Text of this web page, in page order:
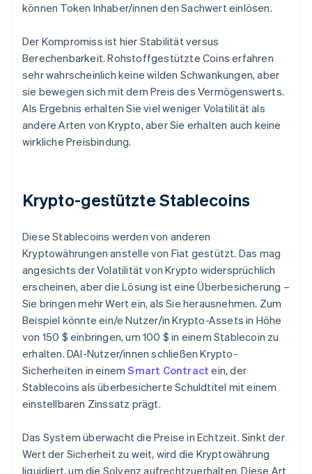
können Token Inhaber/innen den Sachwert einlösen.
Der Kompromiss ist hier Stabilität versus
Berechenbarkeit. Rohstoffgestützte Coins erfahren
sehr wahrscheinlich keine wilden Schwankungen, aber
sie bewegen sich mit dem Preis des Vermögenswerts.
Als Ergebnis erhalten Sie viel weniger Volatilität als
andere Arten von Krypto, aber Sie erhalten auch keine
wirkliche Preisbindung.
Krypto-gestützte Stablecoins
Diese Stablecoins werden von anderen
Kryptowährungen anstelle von Fiat gestützt. Das mag
angesichts der Volatilität von Krypto widersprüchlich
erscheinen, aber die Lösung ist eine Überbesicherung –
Sie bringen mehr Wert ein, als Sie herausnehmen. Zum
Beispiel könnte ein/e Nutzer/in Krypto-Assets in Höhe
von 150 $ einbringen, um 100 $ in einem Stablecoin zu
erhalten. DAI-Nutzer/innen schließen Krypto-
Sicherheiten in einemSmart Contract ein, der
Stablecoins als überbesicherte Schuldtitel mit einem
einstellbaren Zinssatz prägt.
Das System überwacht die Preise in Echtzeit. Sinkt der
Wert der Sicherheit zu weit, wird die Kryptowährung
liquidiert, um die Solvenz aufrechtzuerhalten. Diese Art